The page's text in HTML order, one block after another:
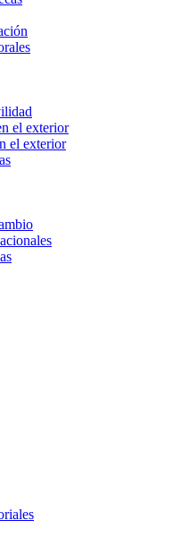
el exterior
el exterior